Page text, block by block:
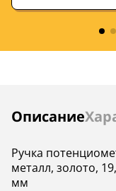
Описание
Инструкции
Ручка
металл, золото,
мм